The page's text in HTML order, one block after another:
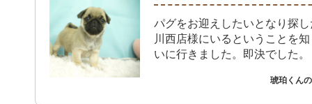
パグをお迎えしたいとなり探
川西店様にいるということを
いに行きました。即決でした。
琥珀くん